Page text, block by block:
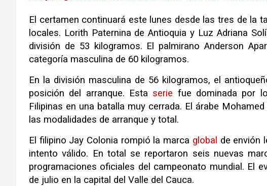
El certamen continuará este lunes desde las tres de la
locales. Lorith Paternina de Antioquia y Luz Adriana
división de 53 kilogramos. El palmirano Anderson
categoría masculina de 60 kilogramos.
En la división masculina de 56 kilogramos, el
posición del arranque. Esta serie fue dominada por
Filipinas en una batalla muy cerrada. El árabe
las modalidades de arranque y total.
El filipino Jay Colonia rompió la marca global de envión
intento válido. En total se reportaron seis nuevas
programaciones oficiales del campeonato mundial. El
de julio en la capital del Valle del Cauca.